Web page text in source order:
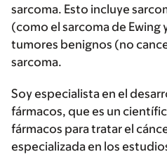
sarcoma. Esto incluye
(como el sarcoma de
tumores benignos (no
sarcoma.
Soy especialista en el
fármacos, que es un
fármacos para tratar el
especializada en los